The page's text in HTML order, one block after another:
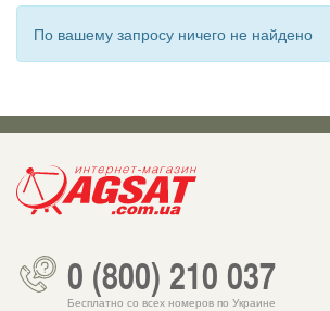
По вашему запросу ничего не найдено
0 (800) 210 037
Бесплатно со всех номеров по Украине